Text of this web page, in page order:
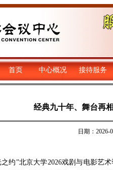
首页 中心概况 接待服务
经典九十年、舞台再
日期：
之约”北京大学2026戏剧与电影